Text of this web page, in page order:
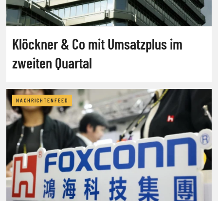
Klöckner & Co mit Umsatzplus im
zweiten Quartal
NACHRICHTENFEED